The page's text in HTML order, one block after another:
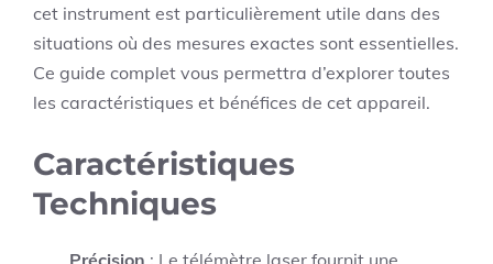
cet instrument est particulièrement utile dans des
situations où des mesures exactes sont essentielles.
Ce guide complet vous permettra d’explorer toutes
les caractéristiques et bénéfices de cet appareil.
Caractéristiques
Techniques
Précision : Le télémètre laser fournit une